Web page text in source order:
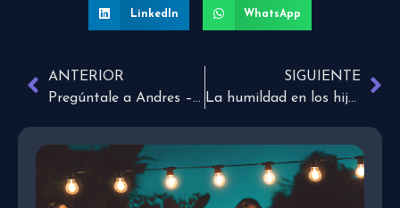
LinkedIn WhatsApp
ANTERIOR
Pregúntale a Andres – ¿Pago el seguro por año o por mes?
SIGUIENTE
La humildad en los hijos de Dios